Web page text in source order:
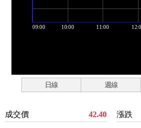
日線 週線
成交價 42.40 漲跌